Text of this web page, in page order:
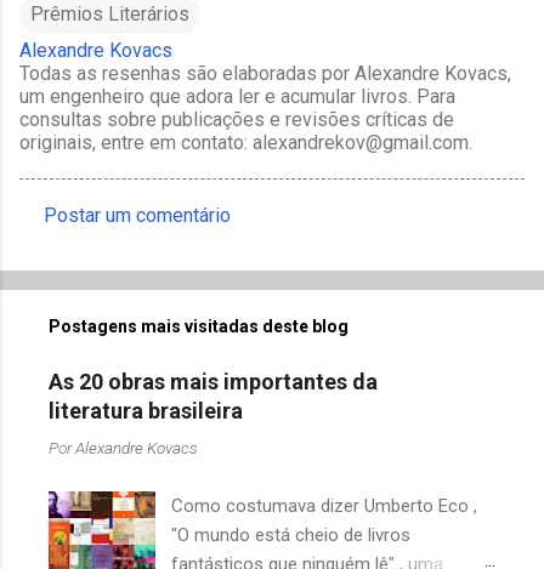
Prêmios Literários
Alexandre Kovacs
Todas as resenhas são elaboradas por Alexandre Kovacs,
um engenheiro que adora ler e acumular livros. Para
consultas sobre publicações e revisões críticas de
originais, entre em contato: alexandrekov@gmail.com.
o
n
t
á
o
Postar um comentário
Postagens mais visitadas deste blog
As 20 obras mais importantes da
literatura brasileira
PorAlexandre Kovacs
Como costumava dizer Umberto Eco ,
"O mundo está cheio de livros
fantásticos que ninguém lê" , uma